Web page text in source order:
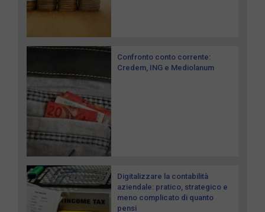
Confronto conto corrente:
Credem, ING e Mediolanum
Digitalizzare la contabilità
aziendale: pratico, strategico e
meno complicato di quanto
pensi